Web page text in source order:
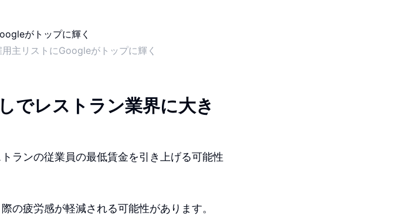
主リストにGoogleがトップに輝く
でレストラン業界に大き
ランの従業員の最低賃金を引き上げる可能性
の疲労感が軽減される可能性があります。